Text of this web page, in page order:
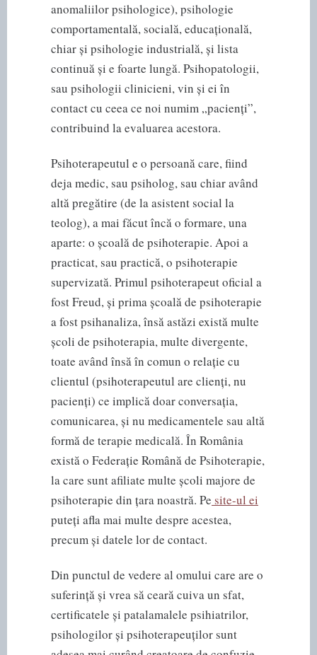
anomaliilor psihologice), psihologie
comportamentală, socială, educațională,
chiar și psihologie industrială, și lista
continuă și e foarte lungă. Psihopatologii,
sau psihologii clinicieni, vin și ei în
contact cu ceea ce noi numim „pacienți”,
contribuind la evaluarea acestora.
Psihoterapeutul e o persoană care, fiind
deja medic, sau psiholog, sau chiar având
altă pregătire (de la asistent social la
teolog), a mai făcut încă o formare, una
aparte: o școală de psihoterapie. Apoi a
practicat, sau practică, o psihoterapie
supervizată. Primul psihoterapeut oficial a
fost Freud, și prima școală de psihoterapie
a fost psihanaliza, însă astăzi există multe
școli de psihoterapia, multe divergente,
toate având însă în comun o relație cu
clientul (psihoterapeutul are clienți, nu
pacienți) ce implică doar conversația,
comunicarea, și nu medicamentele sau altă
formă de terapie medicală. În România
există o Federație Română de Psihoterapie,
la care sunt afiliate multe școli majore de
psihoterapie din țara noastră. Pe site-ul ei
puteți afla mai multe despre acestea,
precum și datele lor de contact.
Din punctul de vedere al omului care are o
suferință și vrea să ceară cuiva un sfat,
certificatele și patalamalele psihiatrilor,
psihologilor și psihoterapeuților sunt